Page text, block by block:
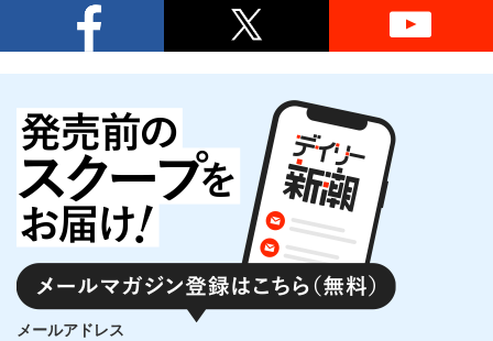
メールアドレス